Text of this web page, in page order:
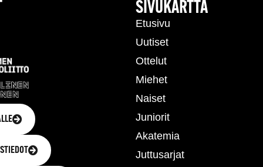
SIVUKARTTA
Etusivu
Uutiset
Ottelut
Miehet
Naiset
Juniorit
Akatemia
Juttusarjat